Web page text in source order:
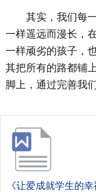
其实，我们每
一样遥远而漫长，
一样顽劣的孩子，
其把所有的路都铺
脚上，通过完善我
《让爱成就学生的